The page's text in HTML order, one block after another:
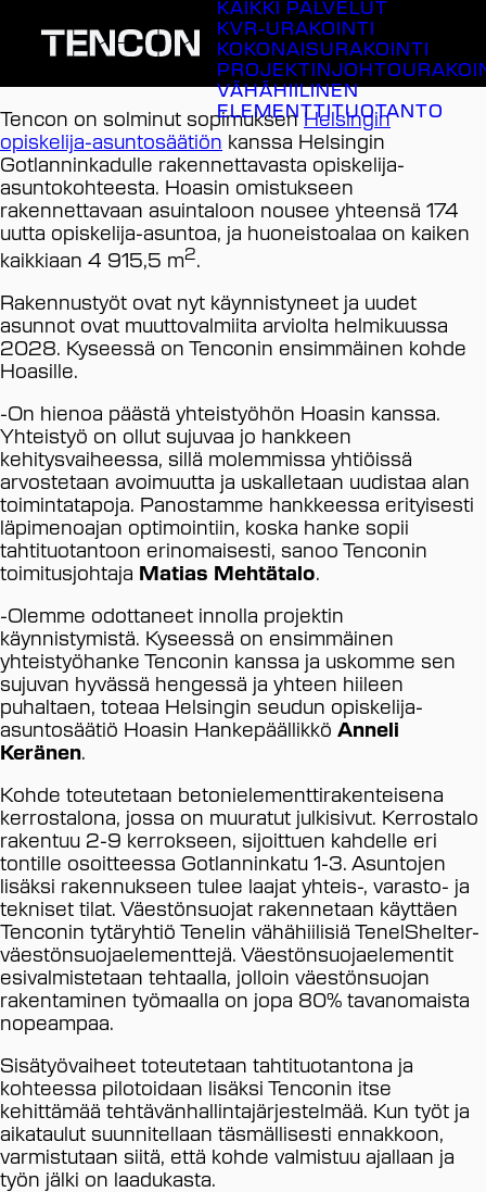
sisältöön
KAIKKI PALVELUT
KVR-URAKOINTI
KOKONAISURAKOINTI
VÄHÄHIILINEN
ELEMENTTITUOTANTO
Tencon on solminut sopimuksen Helsingin
opiskelija-asuntosäätiön kanssa Helsingin
Gotlanninkadulle rakennettavasta opiskelija-
asuntokohteesta. Hoasin omistukseen
rakennettavaan asuintaloon nousee yhteensä 174
uutta opiskelija-asuntoa, ja huoneistoalaa on kaiken
kaikkiaan 4 915,5 m2.
Rakennustyöt ovat nyt käynnistyneet ja uudet
asunnot ovat muuttovalmiita arviolta helmikuussa
2028. Kyseessä on Tenconin ensimmäinen kohde
Hoasille.
-On hienoa päästä yhteistyöhön Hoasin kanssa.
Yhteistyö on ollut sujuvaa jo hankkeen
kehitysvaiheessa, sillä molemmissa yhtiöissä
arvostetaan avoimuutta ja uskalletaan uudistaa alan
toimintatapoja. Panostamme hankkeessa erityisesti
läpimenoajan optimointiin, koska hanke sopii
tahtituotantoon erinomaisesti, sanoo Tenconin
toimitusjohtaja Matias Mehtätalo.
-Olemme odottaneet innolla projektin
käynnistymistä. Kyseessä on ensimmäinen
yhteistyöhanke Tenconin kanssa ja uskomme sen
sujuvan hyvässä hengessä ja yhteen hiileen
puhaltaen, toteaa Helsingin seudun opiskelija-
asuntosäätiö Hoasin Hankepäällikkö Anneli
Keränen.
Kohde toteutetaan betonielementtirakenteisena
kerrostalona, jossa on muuratut julkisivut. Kerrostalo
rakentuu 2-9 kerrokseen, sijoittuen kahdelle eri
tontille osoitteessa Gotlanninkatu 1-3. Asuntojen
lisäksi rakennukseen tulee laajat yhteis-, varasto- ja
tekniset tilat. Väestönsuojat rakennetaan käyttäen
Tenconin tytäryhtiö Tenelin vähähiilisiä TenelShelter-
väestönsuojaelementtejä. Väestönsuojaelementit
esivalmistetaan tehtaalla, jolloin väestönsuojan
rakentaminen työmaalla on jopa 80% tavanomaista
nopeampaa.
Sisätyövaiheet toteutetaan tahtituotantona ja
kohteessa pilotoidaan lisäksi Tenconin itse
kehittämää tehtävänhallintajärjestelmää. Kun työt ja
aikataulut suunnitellaan täsmällisesti ennakkoon,
varmistutaan siitä, että kohde valmistuu ajallaan ja
työn jälki on laadukasta.